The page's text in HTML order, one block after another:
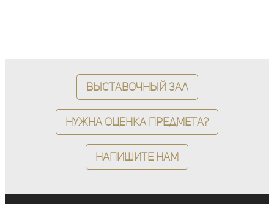
Выставочный зал
Нужна оценка предмета?
Напишите нам